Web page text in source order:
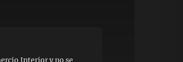
Interior y no se